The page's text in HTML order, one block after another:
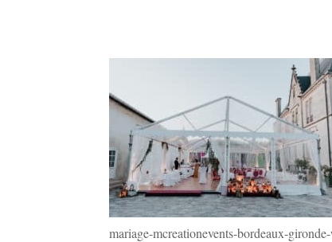
mariage-mcreationevents-bordeaux-